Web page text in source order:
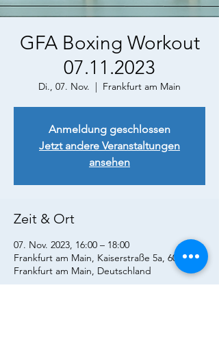
GFA Boxing Workout
07.11.2023
Di., 07. Nov.
  |
Frankfurt am Main
Anmeldung geschlossen
Jetzt andere Veranstaltungen
ansehen
Zeit & Ort
07. Nov. 2023, 16:00 – 18:00
Frankfurt am Main, Kaiserstraße 5a, 60311
Frankfurt am Main, Deutschland